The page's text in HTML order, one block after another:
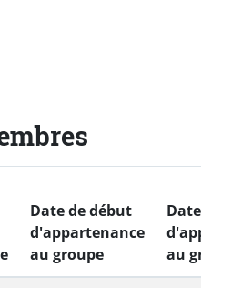
Date de début
d'appartenance
au groupe
Date de
au